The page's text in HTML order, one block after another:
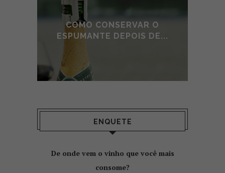
COMO CONSERVAR O
ESPUMANTE DEPOIS DE...
ENQUETE
De onde vem o vinho que você mais
consome?